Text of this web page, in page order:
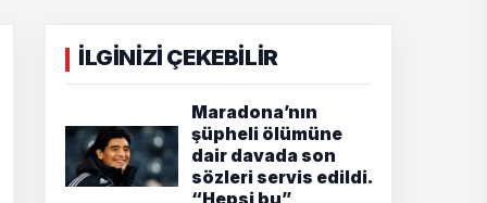
İLGİNİZİ ÇEKEBİLİR
Maradona’nın
şüpheli ölümüne
dair davada son
sözleri servis edildi.